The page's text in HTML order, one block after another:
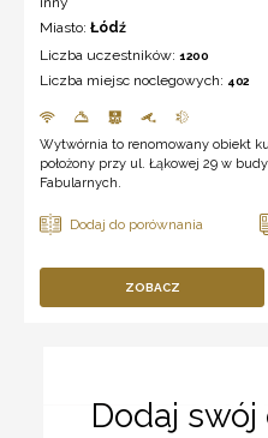
Miasto: Łódź
Liczba uczestników: 1200
Liczba miejsc noclegowych: 402
Wytwórnia to renomowany obiekt
położony przy ul. Łąkowej 29 w
Fabularnych.
ZOBACZ
Dodaj